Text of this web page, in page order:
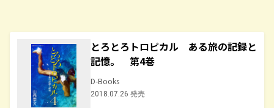
とろとろトロピカル ある旅の記録と
記憶。 第4巻
D-Books
2018.07.26 発売